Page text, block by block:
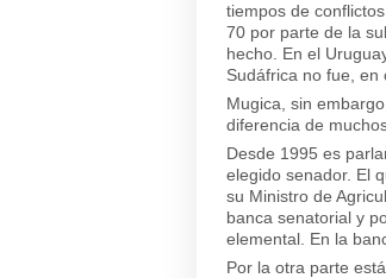
tiempos de
70 por parte de la
hecho. En el
Sudáfrica no fue, en
Mugica, sin
diferencia de
Desde 1995 es
elegido senador. El
su Ministro de
banca senatorial y
elemental. En la
Por la otra parte